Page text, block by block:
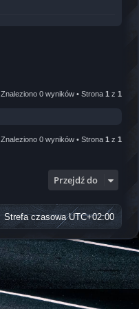
Znaleziono 0 wyników • Strona 1 z 1
Znaleziono 0 wyników • Strona 1 z 1
Przejdź do
Strefa czasowaUTC+02:00